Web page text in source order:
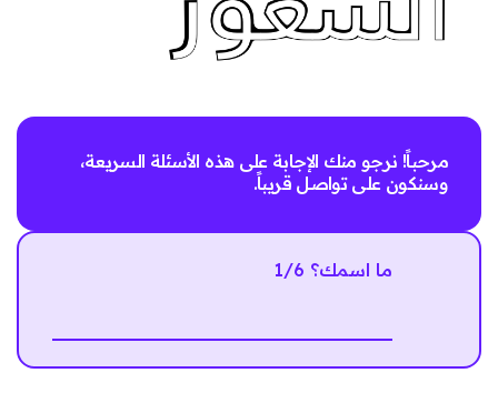
مرحباً! نرجو منك الإجابة على هذه الأسئلة السريعة،
وسنكون على تواصل قريباً.
1/6 ما اسمك؟